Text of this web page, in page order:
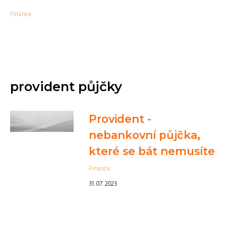
Finance
provident půjčky
Provident -
nebankovní půjčka,
které se bát nemusíte
Finance
31. 07. 2023